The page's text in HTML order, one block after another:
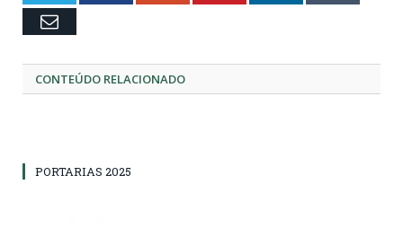
Email
CONTEÚDO RELACIONADO
PORTARIAS 2025